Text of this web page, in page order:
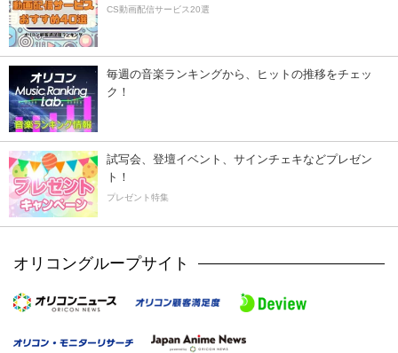
CS動画配信サービス20選
毎週の音楽ランキングから、ヒットの推移をチェッ
ク！
試写会、登壇イベント、サインチェキなどプレゼン
ト！
プレゼント特集
オリコングループサイト